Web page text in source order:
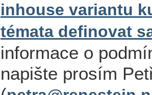
inhouse variantu
témata definovat
informace o
napište prosím